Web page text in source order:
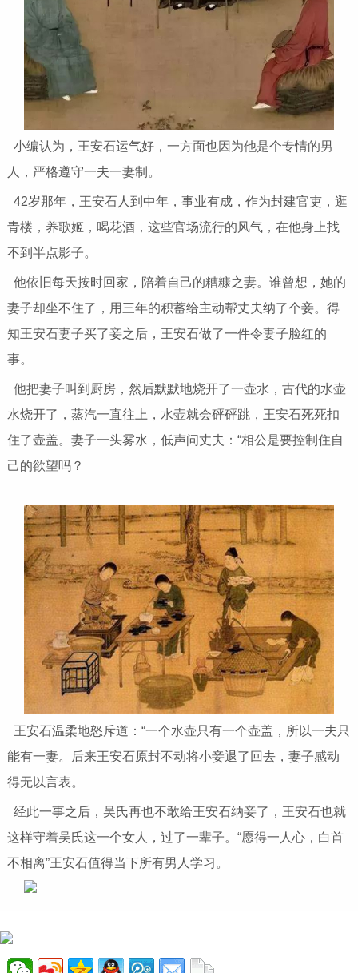
小编认为，王安石运气好，一方面也因为他是个专情的男
人，严格遵守一夫一妻制。
42岁那年，王安石人到中年，事业有成，作为封建官吏，逛
青楼，养歌姬，喝花酒，这些官场流行的风气，在他身上找
不到半点影子。
他依旧每天按时回家，陪着自己的糟糠之妻。谁曾想，她的
妻子却坐不住了，用三年的积蓄给主动帮丈夫纳了个妾。得
知王安石妻子买了妾之后，王安石做了一件令妻子脸红的
事。
他把妻子叫到厨房，然后默默地烧开了一壶水，古代的水壶
水烧开了，蒸汽一直往上，水壶就会砰砰跳，王安石死死扣
住了壶盖。妻子一头雾水，低声问丈夫：“相公是要控制住自
己的欲望吗？
王安石温柔地怒斥道：“一个水壶只有一个壶盖，所以一夫只
能有一妻。后来王安石原封不动将小妾退了回去，妻子感动
得无以言表。
经此一事之后，吴氏再也不敢给王安石纳妾了，王安石也就
这样守着吴氏这一个女人，过了一辈子。“愿得一人心，白首
不相离”王安石值得当下所有男人学习。